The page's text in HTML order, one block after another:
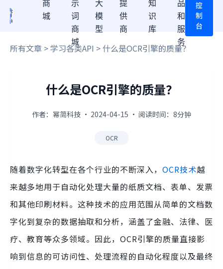
商
城
示
词
商
城
大
模
型
提
供
商
知
识
库
品
和
服
务
控
制
台
所有文章 >学习各类API > 什么是OCR引擎的质量？
什么是OCR引擎的质量？
作者：幂简科技 · 2024-04-15 · 阅读时间：8分钟
OCR
随着数字化转型在各个行业的不断深入， OCR技术越
来越多地用于自动化处理大量的纸质文档、表单、发票
和其他印刷材料。这种技术的应用范围从简单的文档数
字化到复杂的数据抽取和分析，涵盖了金融、法律、医
疗、教育等众多领域。因此，OCR引擎的质量直接影
响到信息的可访问性、处理流程的自动化程度以及最终